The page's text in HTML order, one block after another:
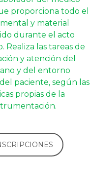
proporciona todo el
y material
durante el acto
Realiza las tareas de
y atención del
y del entorno
paciente, según las
propias de la